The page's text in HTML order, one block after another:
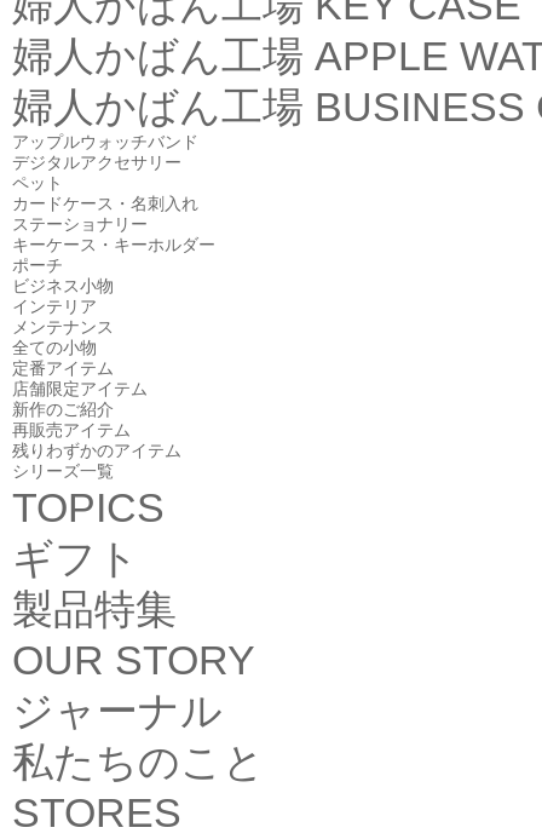
婦人かばん工場 APPLE
婦人かばん工場 BUSINESS
アップルウォッチバンド
デジタルアクセサリー
ペット
カードケース・名刺入れ
ステーショナリー
キーケース・キーホルダー
ポーチ
ビジネス小物
インテリア
メンテナンス
全ての小物
定番アイテム
店舗限定アイテム
新作のご紹介
再販売アイテム
残りわずかのアイテム
シリーズ一覧
TOPICS
ギフト
製品特集
OUR STORY
ジャーナル
私たちのこと
STORES